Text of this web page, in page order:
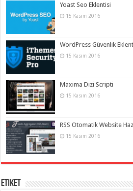
Yoast Seo Eklentisi
15 Kasım 2016
WordPress Güvenlik
15 Kasım 2016
Maxima Dizi Scripti
15 Kasım 2016
RSS Otomatik Website
15 Kasım 2016
Etiket